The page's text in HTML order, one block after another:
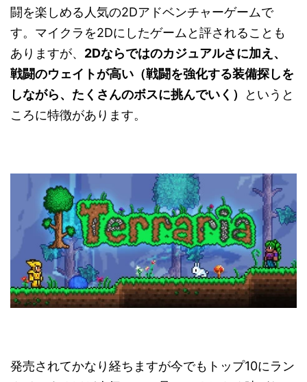
闘を楽しめる人気の2Dアドベンチャーゲームで
す。マイクラを2Dにしたゲームと評されることも
ありますが、 2Dならではのカジュアルさに加え、
戦闘のウェイトが高い（戦闘を強化する装備探しを
しながら、たくさんのボスに挑んでいく）
というと
ころに特徴があります。
発売されてかなり経ちますが今でもトップ10にラン